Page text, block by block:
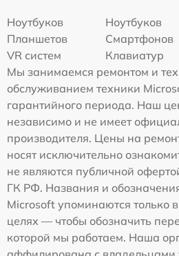
Ноутбуков
Ноутбуков
Планшетов
Смартфонов
VR систем
Клавиатур
Мы занимаемся ремонтом и
обслуживанием техники
гарантийного периода. Наш
независимо и не имеет
производителя. Цены на
носят исключительно
не являются публичной
ГК РФ. Названия и
Microsoft упоминаются только
целях — чтобы обозначить
которой мы работаем. Наша